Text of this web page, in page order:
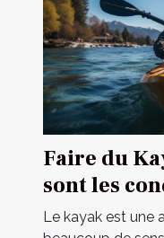
Faire du
sont les
Le kayak est une